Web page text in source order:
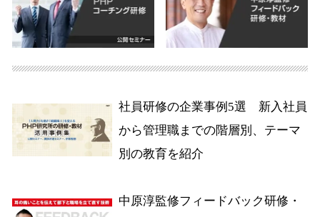
社員研修の企業事例5選 新入社員
から管理職までの階層別、テーマ
別の教育を紹介
中原淳監修フィードバック研修・